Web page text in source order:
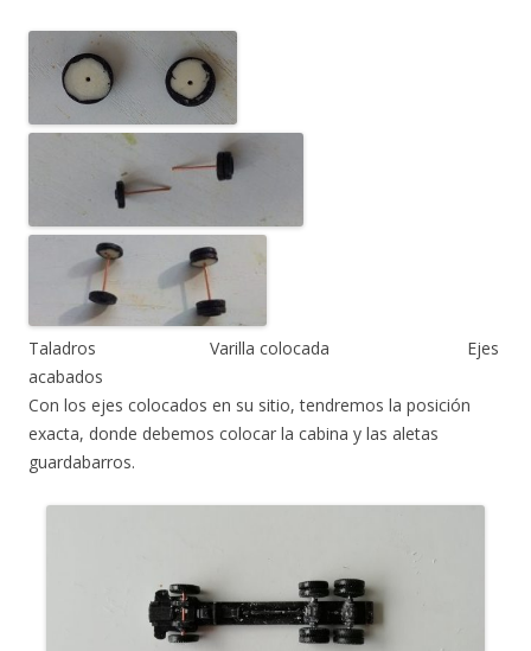
Taladros Varilla colocada Ejes
acabados
Con los ejes colocados en su sitio, tendremos la posición
exacta, donde debemos colocar la cabina y las aletas
guardabarros.